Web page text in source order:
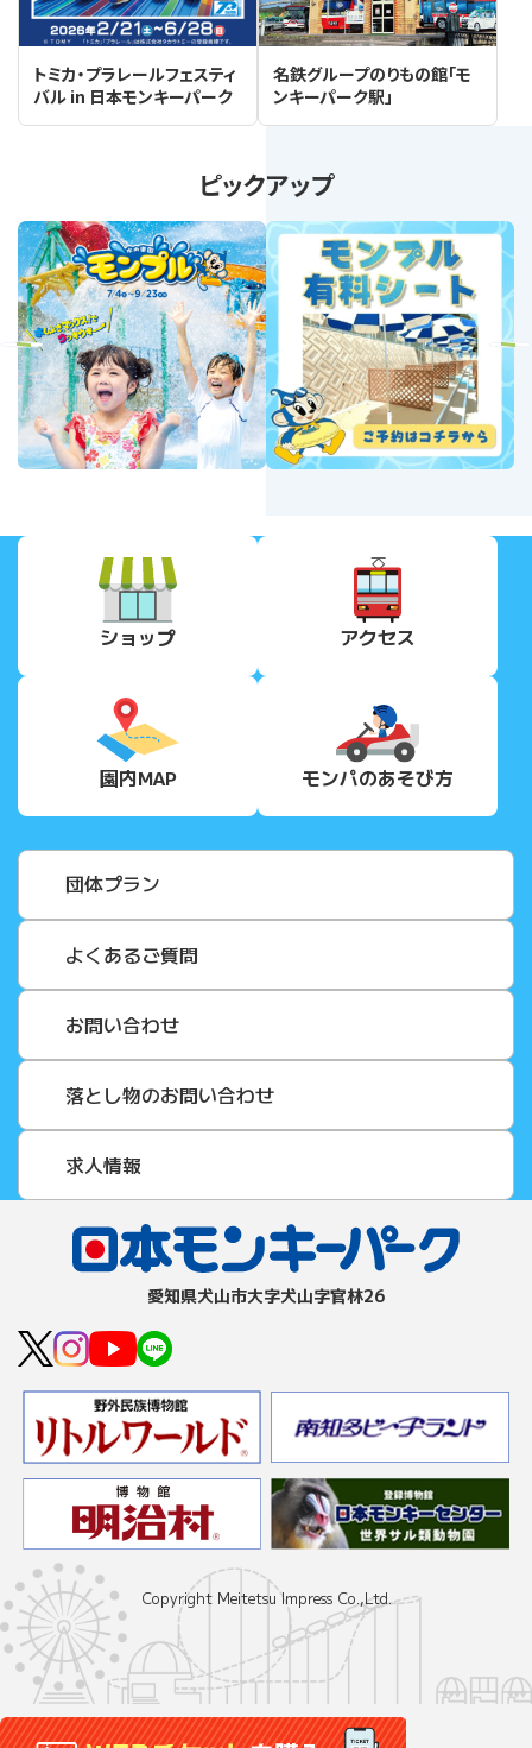
トミカ・プラレールフェスティ
バル in 日本モンキーパーク
名鉄グループのりもの館「モ
ンキーパーク駅」
ピックアップ
Next
ショップ アクセス
園内MAP モンパのあそび方
団体プラン
よくあるご質問
お問い合わせ
落とし物のお問い合わせ
求人情報
愛知県⽝⼭市⼤字⽝⼭字官林26
Copyright Meitetsu Impress Co.,Ltd.